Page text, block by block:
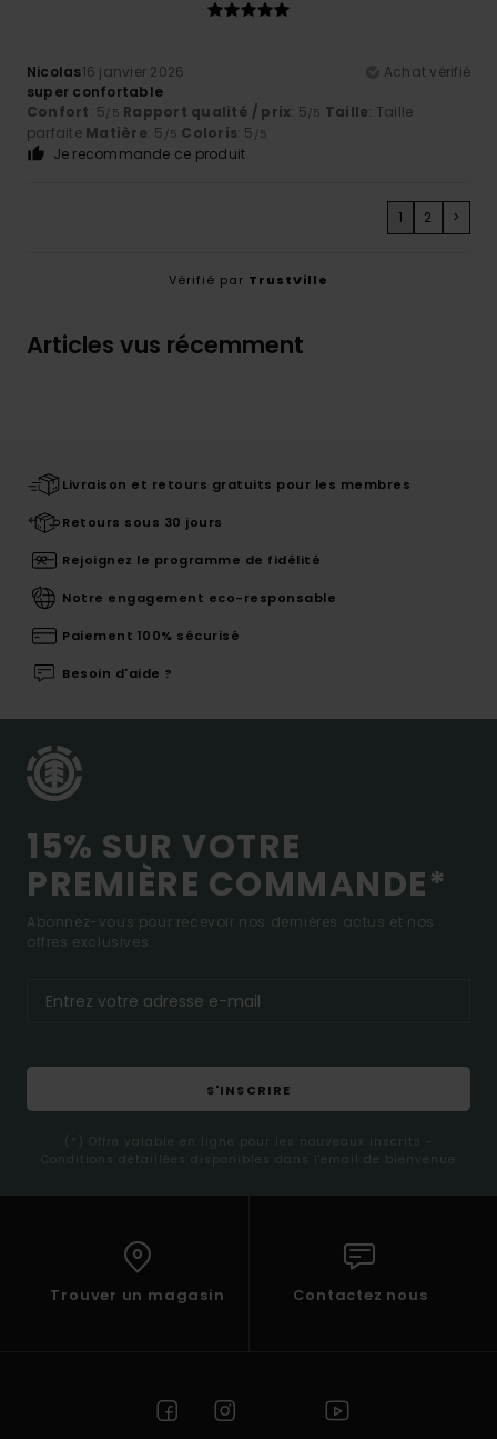
Nicolas16 janvier 2026
Achat vérifié
super confortable
Confort: 5/5 Rapport qualité / prix: 5/5 Taille: Taille
parfaite Matière: 5 /5 Coloris: 5 /5
Je recommande ce produit
1 2 >
Vérifié par TrustVille
Articles vus récemment
Livraison et retours gratuits pour les membres
Retours sous 30 jours
Rejoignez le programme de fidélité
Notre engagement eco-responsable
Paiement 100% sécurisé
Besoin d'aide ?
15% SUR VOTRE
PREMIÈRE COMMANDE*
Abonnez-vous pour recevoir nos dernières actus et nos
offres exclusives.
S'INSCRIRE
(*) Offre valable en ligne pour les nouveaux inscrits -
Conditions détaillées disponibles dans l'email de bienvenue
Trouver un magasin Contactez nous